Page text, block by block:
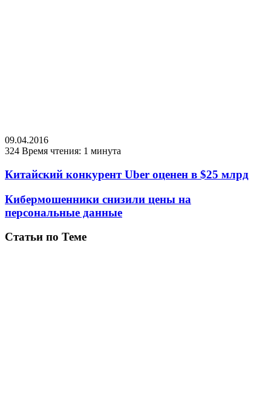
09.04.2016
324 Время чтения: 1 минута
Китайский конкурент Uber оценен в $25 млрд
Кибермошенники снизили цены на
персональные данные
Статьи по Теме